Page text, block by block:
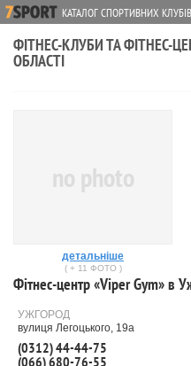
КАТАЛОГ СПОРТИВНИХ
ФІТНЕС-КЛУБИ ТА ФІТНЕС-
ОБЛАСТІ
no photo
детальніше
( + 11 ФОТО )
Фітнес-центр «Viper Gym» в
УЖГОРОД
вулиця Легоцького, 19а
(0312) 44-44-75
(066) 680-76-55